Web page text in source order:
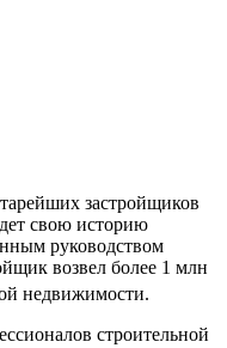
застройщиков
свою историю
руководством
возвел более 1 млн
недвижимости.
строительной